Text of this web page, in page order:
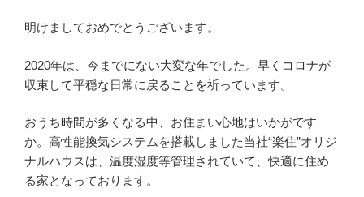
明けましておめでとうございます。
2020年は、今までにない大変な年でした。早くコロナが
収束して平穏な日常に戻ることを祈っています。
おうち時間が多くなる中、お住まい心地はいかがです
か。高性能換気システムを搭載しました当社“楽住”オリジ
ナルハウスは、温度湿度等管理されていて、快適に住め
る家となっております。